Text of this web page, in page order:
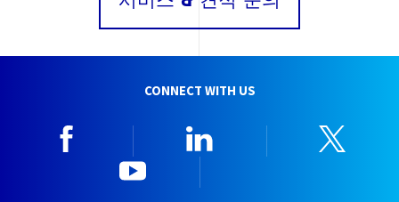
CONNECT WITH US